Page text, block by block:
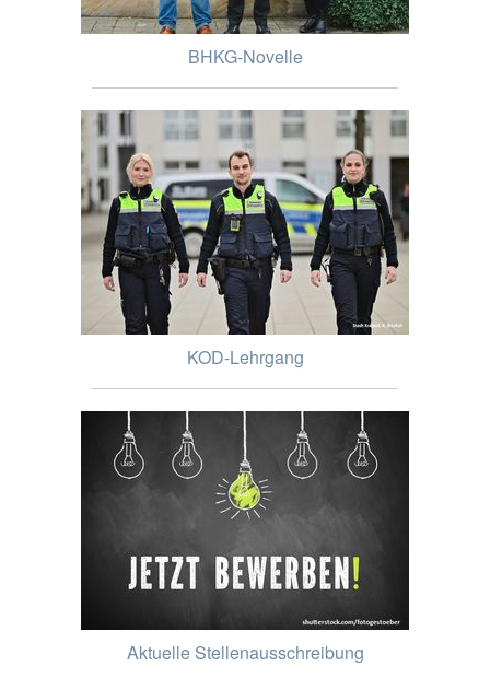
BHKG-Novelle
KOD-Lehrgang
Aktuelle Stellenausschreibung